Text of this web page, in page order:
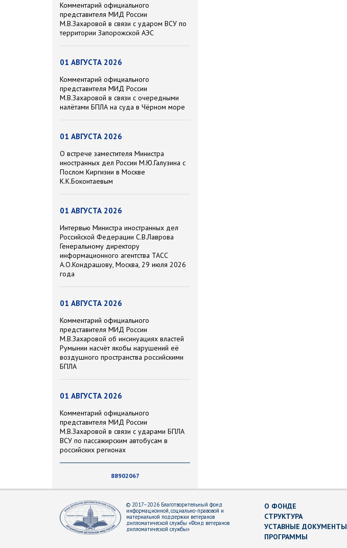
Комментарий официального
представителя МИД России
М.В.Захаровой в связи с ударом ВСУ по
территории Запорожской АЭС
01 АВГУСТА 2026
Комментарий официального
представителя МИД России
М.В.Захаровой в связи с очередными
налётами БПЛА на суда в Чёрном море
01 АВГУСТА 2026
О встрече заместителя Министра
иностранных дел России М.Ю.Галузина с
Послом Киргизии в Москве
К.К.Боконтаевым
01 АВГУСТА 2026
Интервью Министра иностранных дел
Российской Федерации С.В.Лаврова
Генеральному директору
информационного агентства ТАСС
А.О.Кондрашову, Москва, 29 июля 2026
года
01 АВГУСТА 2026
Комментарий официального
представителя МИД России
М.В.Захаровой об инсинуациях властей
Румынии насчёт якобы нарушений её
воздушного пространства российскими
БПЛА
01 АВГУСТА 2026
Комментарий официального
представителя МИД России
М.В.Захаровой в связи с ударами БПЛА
ВСУ по пассажирским автобусам в
российских регионах
88902067
© 2017–2026 Благотворительный фонд
информационной, социально-правовой и
материальной поддержки ветеранов
дипломатической службы «Фонд ветеранов
дипломатической службы»
О ФОНДЕ
СТРУКТУРА
УСТАВНЫЕ ДОКУМЕНТЫ
ПРОГРАММЫ